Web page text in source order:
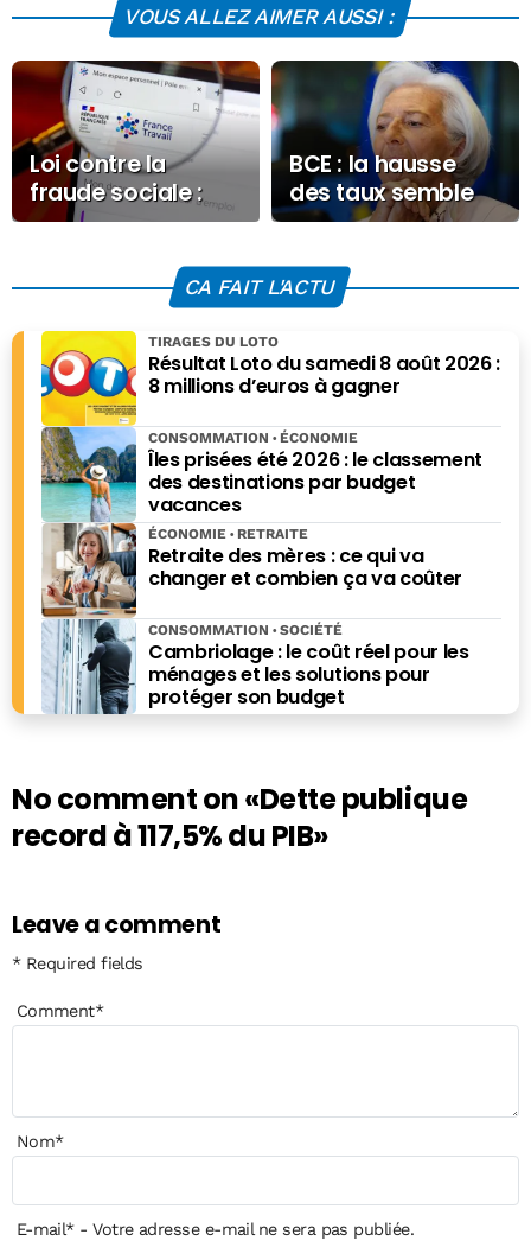
VOUS ALLEZ AIMER AUSSI :
Loi contre la
fraude sociale :
voici ce qu’elle
récupérer 1,5
BCE : la hausse
des taux semble
inéluctable
CA FAIT L'ACTU
Résultat Loto du samedi 8 août 2026 :
8 millions d’euros à gagner
TIRAGES DU LOTO
Îles prisées été 2026 : le classement
des destinations par budget
vacances
CONSOMMATION ÉCONOMIE
Retraite des mères : ce qui va
changer et combien ça va coûter
ÉCONOMIE RETRAITE
Cambriolage : le coût réel pour les
ménages et les solutions pour
protéger son budget
CONSOMMATION SOCIÉTÉ
No comment on«Dette publique
record à 117,5% du PIB»
Leave a comment
* Required fields
Comment*
Nom*
E-mail*- Votre adresse e-mail ne sera pas publiée.